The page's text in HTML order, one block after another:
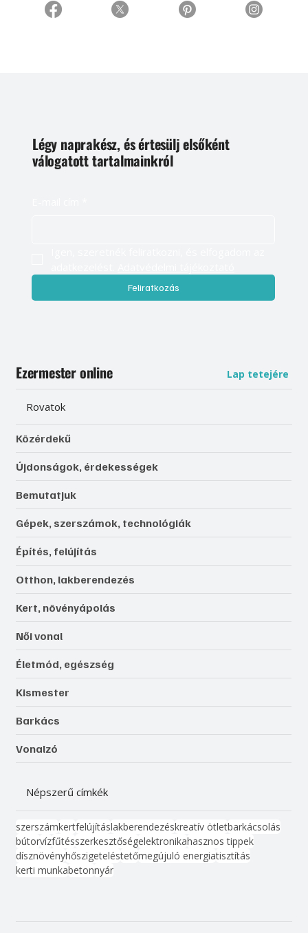
Légy naprakész, és értesülj elsőként
válogatott tartalmainkról
Feliratkozás
Ezermester online Lap tetejére
Rovatok
Közérdekű
Újdonságok, érdekességek
Bemutatjuk
Gépek, szerszámok, technológiák
Építés, felújítás
Otthon, lakberendezés
Kert, növényápolás
Női vonal
Életmód, egészség
Kismester
Barkács
Vonalzó
Népszerű címkék
szerszámkertfelújításlakberendezéskreatív ötletbarkácsolás
bútorvízfűtésszerkesztőségelektronikahasznos tippek
dísznövényhőszigeteléstetőmegújuló energiatisztítás
kerti munkabetonnyár